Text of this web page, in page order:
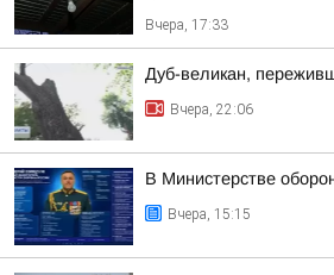
Вчера, 17:33
Дуб-великан,
Вчера, 22:06
В Министерстве
Вчера, 15:15